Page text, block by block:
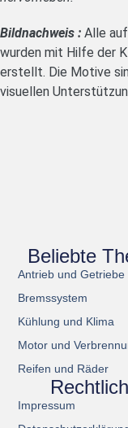
Bildnachweis : Alle
wurden mit Hilfe der
erstellt. Die Motive
visuellen
Beliebte
Antrieb und Getriebe
Bremssystem
Kühlung und Klima
Motor und
Reifen und Räder
Impressum